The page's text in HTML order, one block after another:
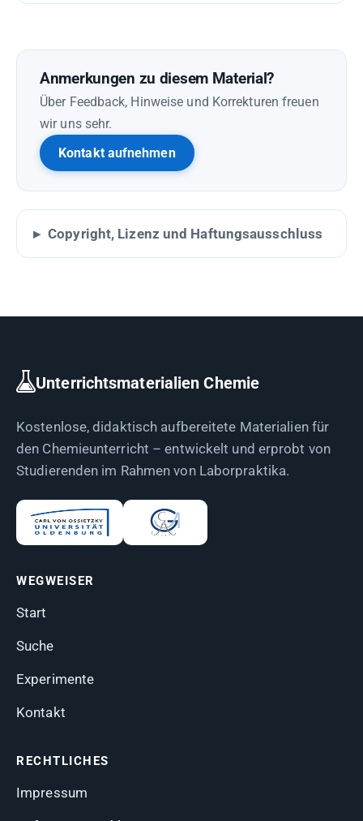
Anmerkungen zu diesem Material?
Über Feedback, Hinweise und Korrekturen freuen
wir uns sehr.
Kontakt aufnehmen
Copyright, Lizenz und Haftungsausschluss
Unterrichtsmaterialien Chemie
Kostenlose, didaktisch aufbereitete Materialien für
den Chemieunterricht – entwickelt und erprobt von
Studierenden im Rahmen von Laborpraktika.
WEGWEISER
Start
Suche
Experimente
Kontakt
RECHTLICHES
Impressum